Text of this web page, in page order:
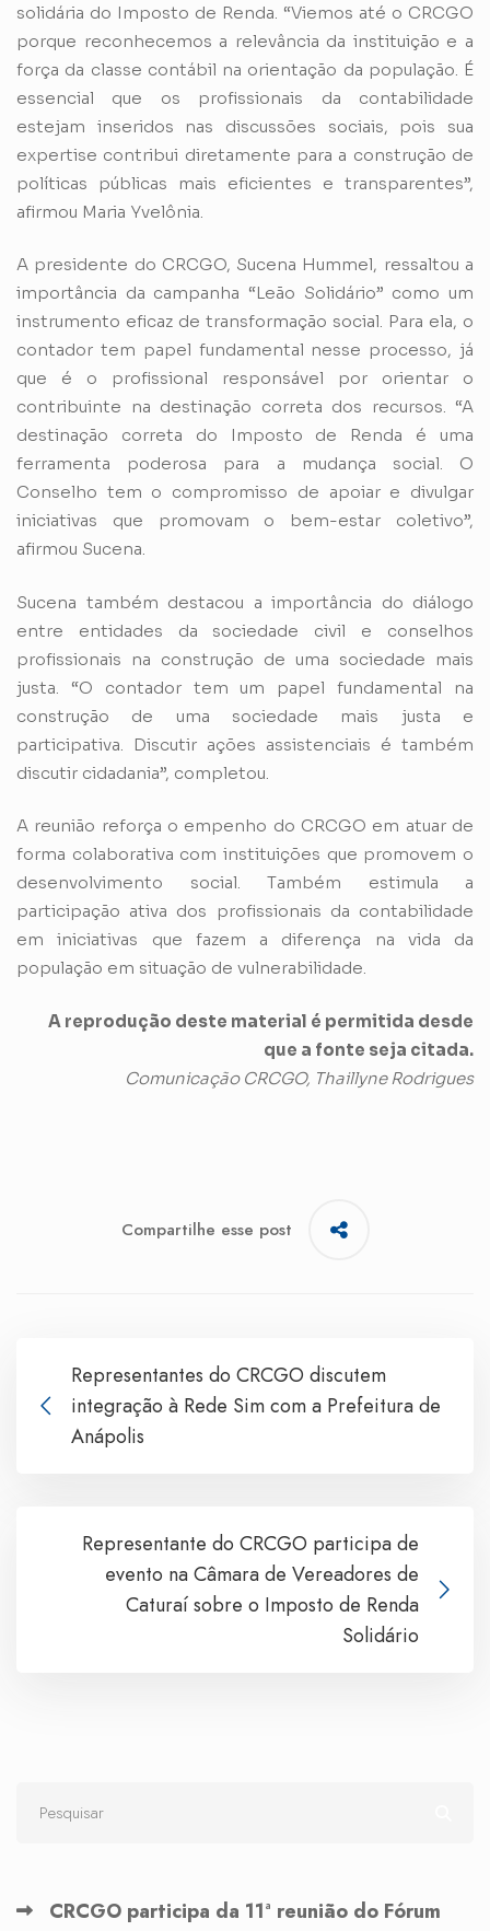
solidária do Imposto de Renda. “Viemos até o CRCGO
porque reconhecemos a relevância da instituição e a
força da classe contábil na orientação da população. É
essencial que os profissionais da contabilidade
estejam inseridos nas discussões sociais, pois sua
expertise contribui diretamente para a construção de
políticas públicas mais eficientes e transparentes”,
afirmou Maria Yvelônia.
A presidente do CRCGO, Sucena Hummel, ressaltou a
importância da campanha “Leão Solidário” como um
instrumento eficaz de transformação social. Para ela, o
contador tem papel fundamental nesse processo, já
que é o profissional responsável por orientar o
contribuinte na destinação correta dos recursos. “A
destinação correta do Imposto de Renda é uma
ferramenta poderosa para a mudança social. O
Conselho tem o compromisso de apoiar e divulgar
iniciativas que promovam o bem-estar coletivo”,
afirmou Sucena.
Sucena também destacou a importância do diálogo
entre entidades da sociedade civil e conselhos
profissionais na construção de uma sociedade mais
justa. “O contador tem um papel fundamental na
construção de uma sociedade mais justa e
participativa. Discutir ações assistenciais é também
discutir cidadania”, completou.
A reunião reforça o empenho do CRCGO em atuar de
forma colaborativa com instituições que promovem o
desenvolvimento social. Também estimula a
participação ativa dos profissionais da contabilidade
em iniciativas que fazem a diferença na vida da
população em situação de vulnerabilidade.
A reprodução deste material é permitida desde
que a fonte seja citada.
Comunicação CRCGO, Thaillyne Rodrigues
Compartilhe esse post
Representantes do CRCGO discutem
integração à Rede Sim com a Prefeitura de
Anápolis
Representante do CRCGO participa de
evento na Câmara de Vereadores de
Caturaí sobre o Imposto de Renda
Solidário
CRCGO participa da 11ª reunião do Fórum